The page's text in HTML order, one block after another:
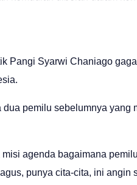
Pangi Syarwi Chaniago
pemilu sebelumnya
agenda bagaimana
punya cita-cita, ini angin